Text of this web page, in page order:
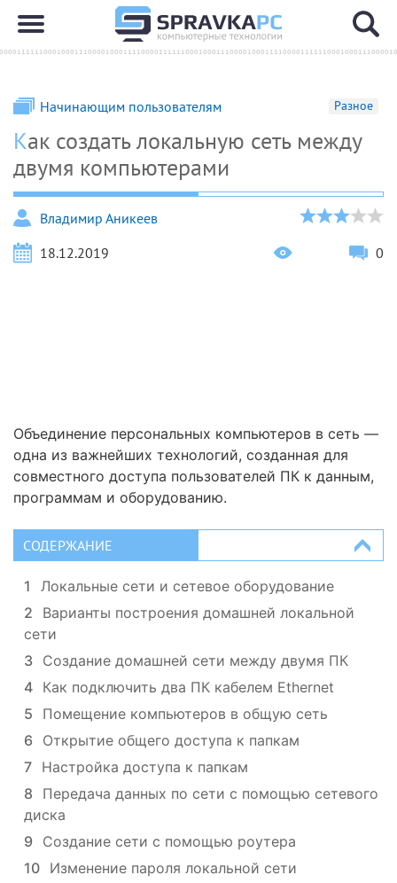
Начинающим пользователям Разное
Как создать локальную сеть между
двумя компьютерами
Владимир Аникеев
18.12.2019
0
Объединение персональных компьютеров в сеть —
одна из важнейших технологий, созданная для
совместного доступа пользователей ПК к данным,
программам и оборудованию.
СОДЕРЖАНИЕ
1
Локальные сети и сетевое оборудование
2
Варианты построения домашней локальной
сети
3 Создание домашней сети между двумя ПК
4 Как подключить два ПК кабелем Ethernet
5
Помещение компьютеров в общую сеть
6
Открытие общего доступа к папкам
7 Настройка доступа к папкам
8
Передача данных по сети с помощью сетевого
диска
9 Создание сети с помощью роутера
10 Изменение пароля локальной сети